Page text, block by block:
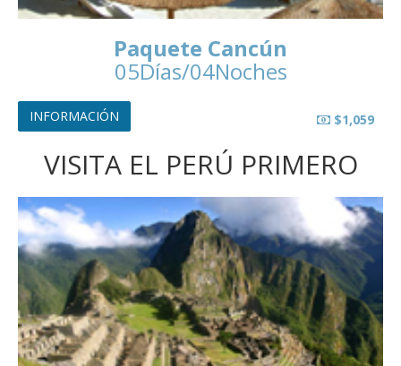
Paquete Cancún
05Días/04Noches
$1,059
INFORMACIÓN
VISITA EL PERÚ PRIMERO